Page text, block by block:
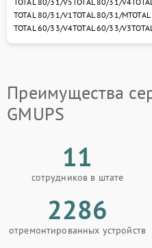
диагностику, устраним
восстановим ваш ИБП
гарантией качества.
TOTAL 80/31/V1TOTAL 80/31/M
TOTAL 60/33/V4TOTAL 60/33/V3
Преимущества
GMUPS
11
сотрудников в штате
2286
отремонтированных устройств